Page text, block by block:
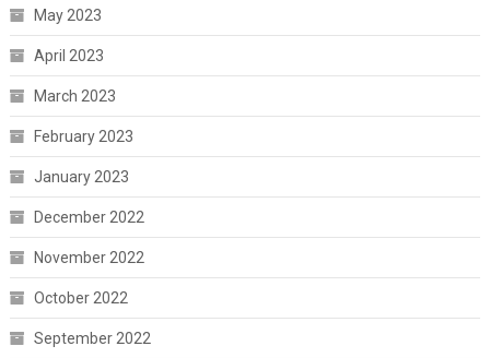
May 2023
April 2023
March 2023
February 2023
January 2023
December 2022
November 2022
October 2022
September 2022